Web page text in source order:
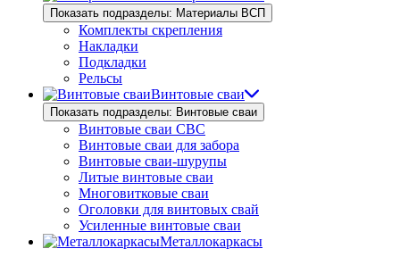
Показать подразделы: Материалы ВСП
Комплекты скрепления
Накладки
Подкладки
Рельсы
Винтовые сваи
Показать подразделы: Винтовые сваи
Винтовые сваи СВС
Винтовые сваи для забора
Винтовые сваи-шурупы
Литые винтовые сваи
Многовитковые сваи
Оголовки для винтовых свай
Усиленные винтовые сваи
Металлокаркасы